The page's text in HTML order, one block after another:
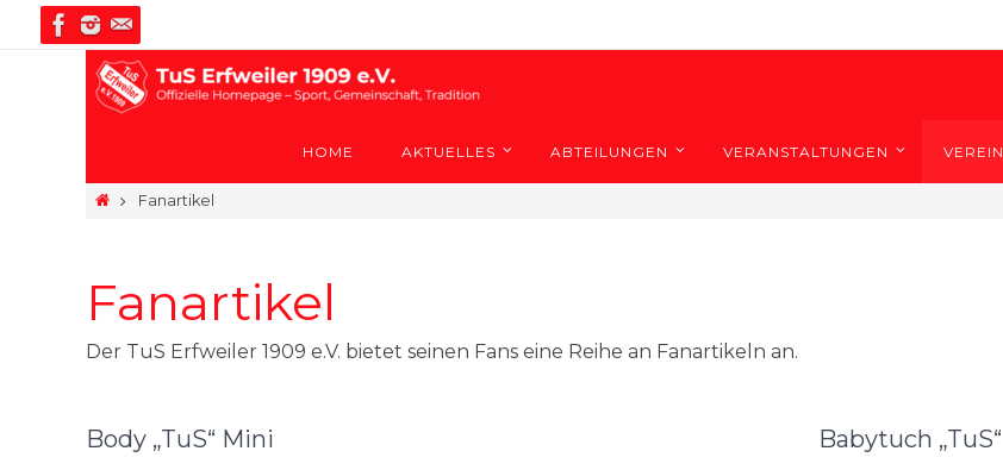
Zum
Inhalt
springen
HOME AKTUELLES ABTEILUNGEN VERANSTALTUNGEN VEREIN
StartFanartikel
Fanartikel
Der TuS Erfweiler 1909 e.V. bietet seinen Fans eine Reihe an Fanartikeln an.
Body „TuS“ Mini Babytuch „TuS“